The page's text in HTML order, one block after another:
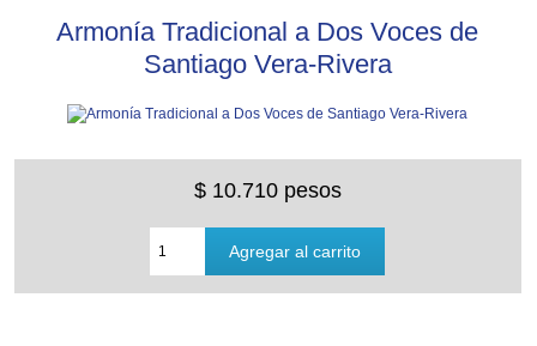
Armonía Tradicional a Dos Voces de
Santiago Vera-Rivera
$ 10.710 pesos